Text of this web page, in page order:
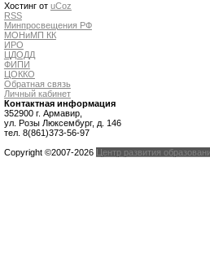
Хостинг от uCoz
RSS
Минпросвещения РФ
МОНиМП КК
ИРО
ЦДОДД
ФИПИ
ЦОККО
Обратная связь
Личный кабинет
Контактная информация
352900 г. Армавир,
ул. Розы Люксембург, д. 146
тел. 8(861)373-56-97
Copyright ©2007-2026 Центр развития